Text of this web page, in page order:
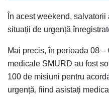
În acest weekend,
situații de urgență
Mai precis, în perioada 08
medicale SMURD au fost
100 de misiuni pentru
urgență, fiind asistați